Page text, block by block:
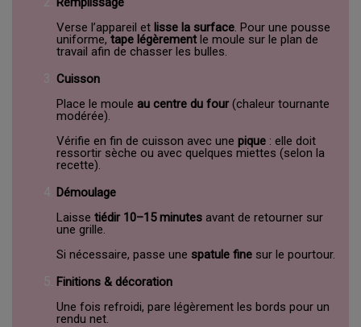
Verse l’appareil et lisse la surface. Pour une pousse
uniforme, tape légèrementle moule sur le plan de
travail afin de chasser les bulles.
Cuisson
Place le moule au centre du four(chaleur tournante
modérée).
Vérifie en fin de cuisson avec une pique : elle doit
ressortir sèche ou avec quelques miettes (selon la
recette).
Démoulage
Laisse tiédir 10–15 minutes avant de retourner sur
une grille.
Si nécessaire, passe une spatule fine sur le pourtour.
Finitions & décoration
Une fois refroidi, pare légèrement les bords pour un
rendu net.